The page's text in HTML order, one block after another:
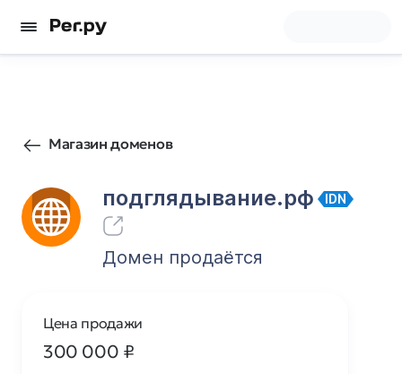
Магазин доменов
подглядывание.рф IDN
Домен продаётся
Цена продажи
300 000 ₽